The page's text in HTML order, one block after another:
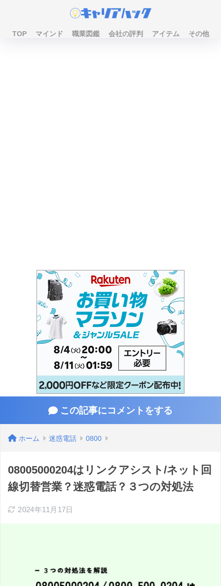
TOP マインド 職業図鑑 会社の評判 アイテム その他
この記事にコメントをする
ホーム 迷惑電話 0800
08005000204はリンクアシスト/ネット回
線切替営業？迷惑電話？３つの対処法
2024年11月17日